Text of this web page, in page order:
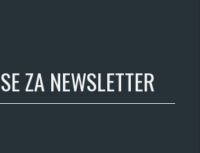
ZA NEWSLETTER